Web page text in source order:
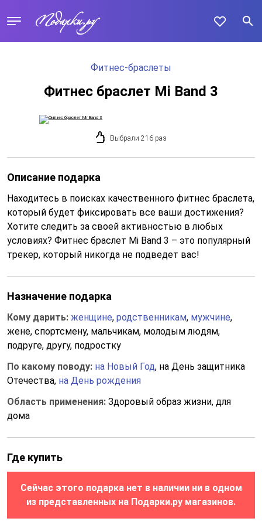
Фитнес-браслеты
Фитнес браслет Mi Band 3
Выбрали 216 раз
Описание подарка
Находитесь в поисках качественного фитнес браслета,
который будет фиксировать все ваши достижения?
Хотите следить за своей активностью в любых
условиях? Фитнес браслет Mi Band 3 – это популярный
трекер, который никогда не подведет вас!
Назначение подарка
Кому дарить: женщине, родственникам, мужчине,
жене, спортсмену, мальчикам, молодым людям,
подруге, другу, подростку
По какому поводу: на Новый Год, на День защитника
Отечества, на День рождения
Область применения: Здоровый образ жизни, для
дома
Где купить
Сейчас этого подарка нет в наличии ни в одном
из представленных на Подарки.ру магазинов.